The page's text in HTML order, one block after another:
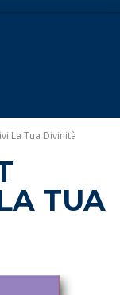
La Tua Divinità
TUA